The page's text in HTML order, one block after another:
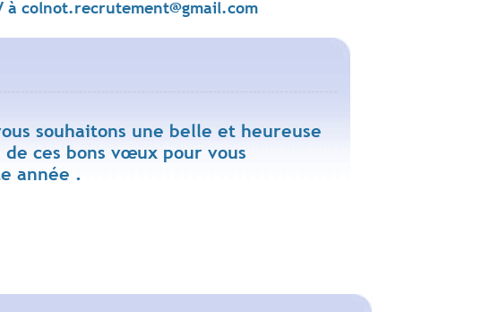
colnot.recrutement@gmail.com
souhaitons une belle et heureuse
ces bons vœux pour vous
année .